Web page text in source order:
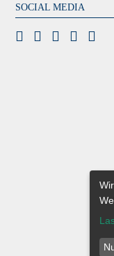
SOCIAL MEDIA